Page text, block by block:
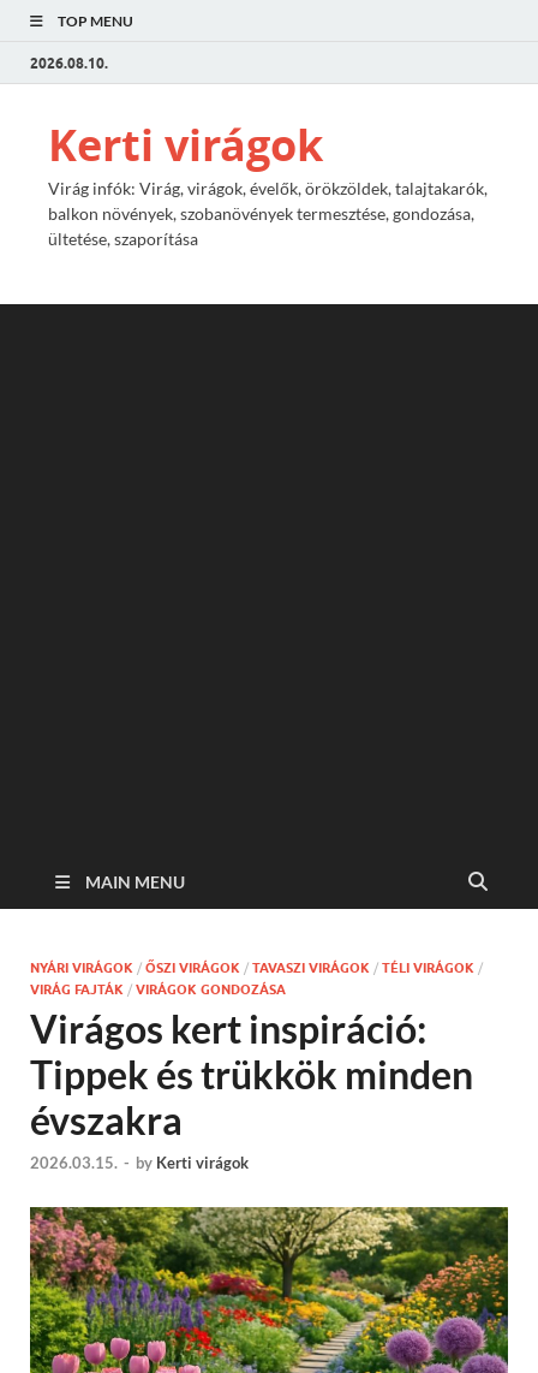
TOP MENU
2026.08.10.
Kerti virágok
Virág infók: Virág, virágok, évelők, örökzöldek, talajtakarók,
balkon növények, szobanövények termesztése, gondozása,
ültetése, szaporítása
MAIN MENU
NYÁRI VIRÁGOK / ŐSZI VIRÁGOK / TAVASZI VIRÁGOK / TÉLI VIRÁGOK /
VIRÁG FAJTÁK / VIRÁGOK GONDOZÁSA
Virágos kert inspiráció:
Tippek és trükkök minden
évszakra
2026.03.15. - by Kerti virágok